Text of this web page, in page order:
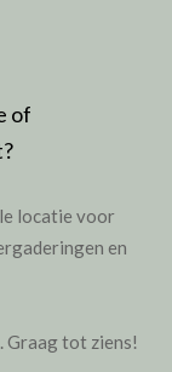
of
locatie voor
en
Graag tot ziens!